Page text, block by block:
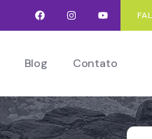
Blog Contato